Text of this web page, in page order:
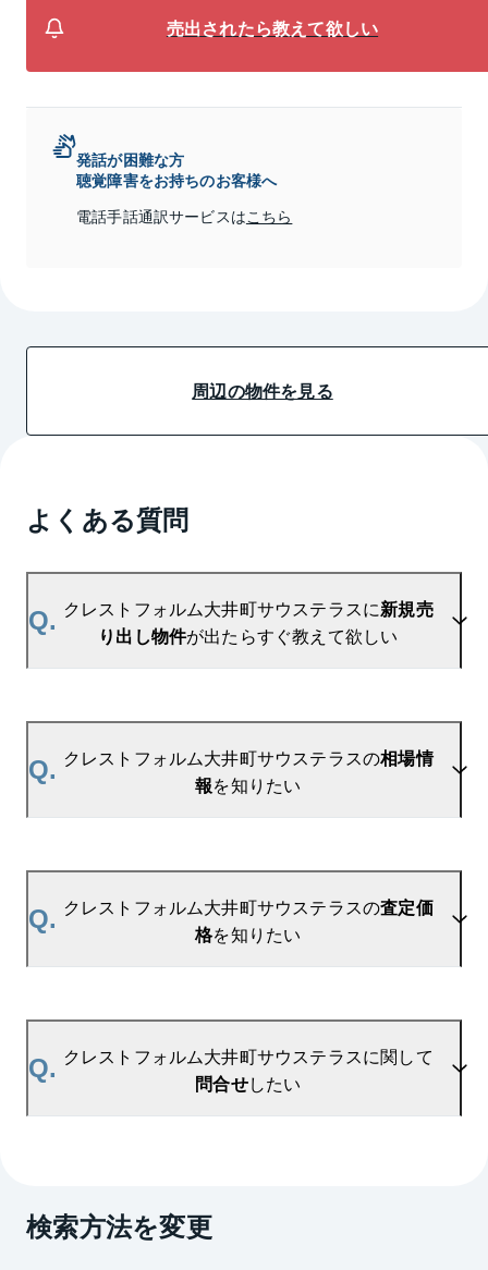
売出されたら教えて欲しい
発話が困難な方
聴覚障害をお持ちのお客様へ
電話手話通訳サービスはこちら
周辺の物件を見る
よくある質問
Q. クレストフォルム大井町サウステラスに新規売
り出し物件が出たらすぐ教えて欲しい
A.当サイトには、「売り出されたら教えて」リクエス
ト機能がございます。お気に入りのマンションをご
登録いただきますと、新着情報をいち早くお届けし
Q. クレストフォルム大井町サウステラスの相場情
報を知りたい
A.参考相場価格、参考相場賃料を掲載しております。
クレストフォルム大井町サウステラスの過去の販売
事例や、周辺の販売実績からAIが算出した数値で
Q. クレストフォルム大井町サウステラスの査定価
格を知りたい
A.クレストフォルム大井町サウステラスの無料売却査
定は お問い合わせフォームよりお問い合わせくださ
い。
Q. クレストフォルム大井町サウステラスに関して
問合せしたい
賃貸に関するお問い合わせは、
検索方法を変更